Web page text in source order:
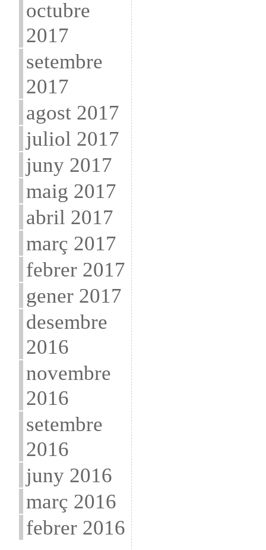
octubre
2017
setembre
2017
agost 2017
juliol 2017
juny 2017
maig 2017
abril 2017
març 2017
febrer 2017
gener 2017
desembre
2016
novembre
2016
setembre
2016
juny 2016
març 2016
febrer 2016